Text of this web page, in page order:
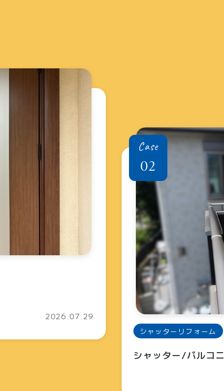
2026.07.29
Case
02
シャッターリフォーム
シャッター/バルコ